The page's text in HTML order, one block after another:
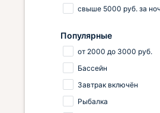
свыше 5000 руб. за
Популярные
от 2000 до 3000 руб.
Бассейн
Завтрак включён
Рыбалка